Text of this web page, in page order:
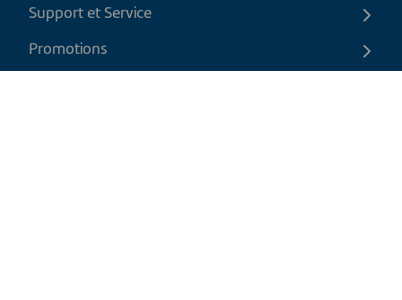
Support et Service
Promotions